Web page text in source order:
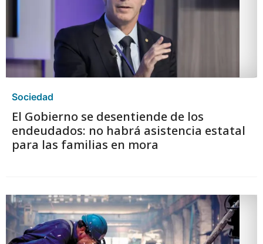
Sociedad
El Gobierno se desentiende de los
endeudados: no habrá asistencia estatal
para las familias en mora